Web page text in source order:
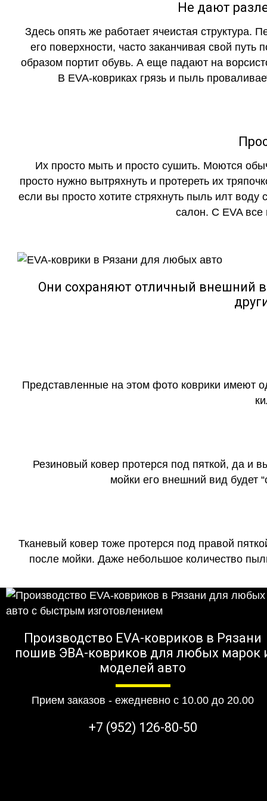
Не дают
Здесь опять же работает ячеистая структура.
его поверхности, часто заканчивая свой
образом портит обувь. А еще падают на
В EVA-ковриках грязь и пыль
Их просто мыть и просто сушить. Моются
просто нужно вытряхнуть и протереть их
если вы просто хотите стряхнуть пыль илт воду
салон. С EVA все
Они сохраняют отличный внешний
Представленные на этом фото коврики имеют
Резиновый ковер протерся под пяткой, да и
мойки его внешний вид будет
Тканевый ковер тоже протерся под правой
после мойки. Даже небольшое количество
Производство EVA-ковриков в Рязани
пошив ЭВА-ковриков для любых марок
моделей авто
Прием заказов - ежедневно с 10.00 до 20.00
+7 (952) 126-80-50